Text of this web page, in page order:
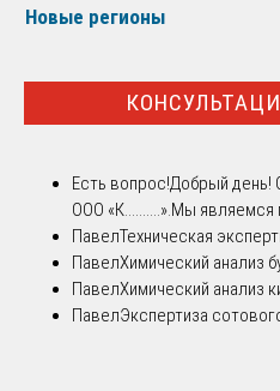
Новые регионы
Есть вопрос!Добрый день!
ООО «К..........».Мы
ПавелТехническая
ПавелХимический анализ
ПавелХимический анализ
ПавелЭкспертиза